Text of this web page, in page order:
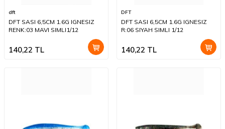
dft
DFT SASI 6,5CM 1.6G IGNESIZ
RENK:03 MAVI SIMLI1/12
140,22 TL
DFT
DFT SASI 6,5CM 1.6G IGNESIZ
R:06 SIYAH SIMLI 1/12
140,22 TL